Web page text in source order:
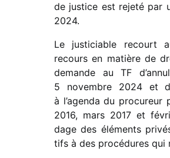
de justice est rejeté par
2024.
Le justi­ciable recourt
recours en matière de
demande au TF
5 novembre 2024 et
à l’agenda du procu­reur
2016, mars 2017 et
dage des éléments
tifs à des procé­dures qui